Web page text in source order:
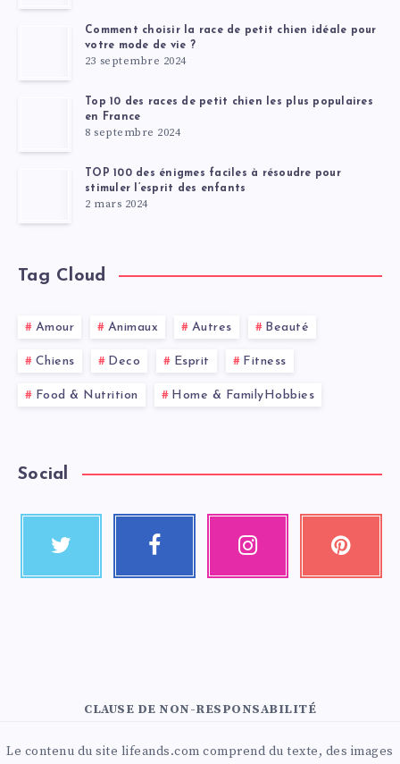
Comment choisir la race de petit chien idéale pour
votre mode de vie ?
23 septembre 2024
Top 10 des races de petit chien les plus populaires
en France
8 septembre 2024
TOP 100 des énigmes faciles à résoudre pour
stimuler l’esprit des enfants
2 mars 2024
Tag Cloud
Amour Animaux Autres Beauté
Chiens Deco Esprit Fitness
Food & Nutrition Home & FamilyHobbies
Social
CLAUSE DE NON-RESPONSABILITÉ
Le contenu du site lifeands.com comprend du texte, des images